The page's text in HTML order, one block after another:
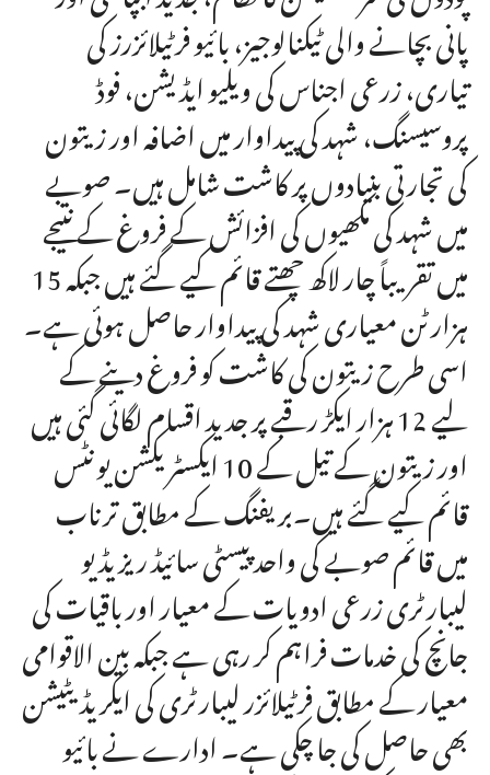
پانی بچانے والی ٹیکنالوجیز، بائیو فرٹیلائزرز کی
تیاری، زرعی اجناس کی ویلیو ایڈیشن، فوڈ
پروسیسنگ، شہد کی پیداوار میں اضافہ اور زیتون
کی تجارتی بنیادوں پر کاشت شامل ہیں۔ صوبے
میں شہد کی مکھیوں کی افزائش کے فروغ کے نتیجے
میں تقریباً چار لاکھ چھتے قائم کیے گئے ہیں جبکہ 15
ہزار ٹن معیاری شہد کی پیداوار حاصل ہوئی ہے۔
اسی طرح زیتون کی کاشت کو فروغ دینے کے
لیے 12 ہزار ایکڑ رقبے پر جدید اقسام لگائی گئی ہیں
اور زیتون کے تیل کے 10 ایکسٹریکشن یونٹس
قائم کیے گئے ہیں۔بریفنگ کے مطابق ترناب
میں قائم صوبے کی واحد پیسٹی سائیڈ ریزیڈیو
لیبارٹری زرعی ادویات کے معیار اور باقیات کی
جانچ کی خدمات فراہم کر رہی ہے جبکہ بین الاقوامی
معیار کے مطابق فرٹیلائزر لیبارٹری کی ایکریڈیٹیشن
بھی حاصل کی جا چکی ہے۔ ادارے نے بائیو